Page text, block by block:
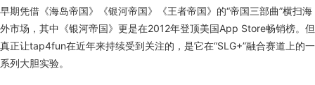
早期凭借《海岛帝国》《银河帝国》《王者帝国》的“帝国三部曲”横扫海
外市场，其中《银河帝国》更是在2012年登顶美国App Store畅销榜。但
真正让tap4fun在近年来持续受到关注的，是它在“SLG+”融合赛道上的一
系列大胆实验。